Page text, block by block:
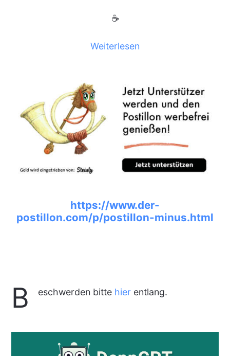
☕
Weiterlesen
https://www.der-
postillon.com/p/postillon-minus.html
B eschwerden bitte hierentlang.